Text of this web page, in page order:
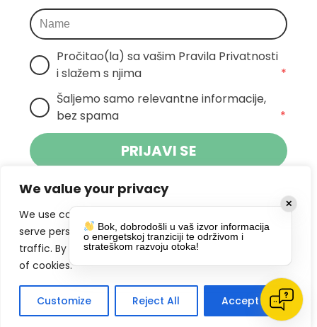
We value your privacy
We use cookies to enhance your browsing experience,
serve personalized ads or content, and analyze our
traffic. By clicking "Accept All", you consent to our use
of cookies.
Customize Reject All Accept All
Pročitao(la) sa vašim Pravila Privatnosti
i slažem s njima
*
Šaljemo samo relevantne informacije,
bez spama
*
PRIJAVI SE
Klikom na gumb dajete suglasnost za
primanje novosti Pokreta Otoka te se
slažete spolitikom privatnosti.
DRUŠTVENE MREŽE
✕
Bok, dobrodošli u vaš izvor informacija
o energetskoj tranziciji te održivom i
strateškom razvoju otoka!